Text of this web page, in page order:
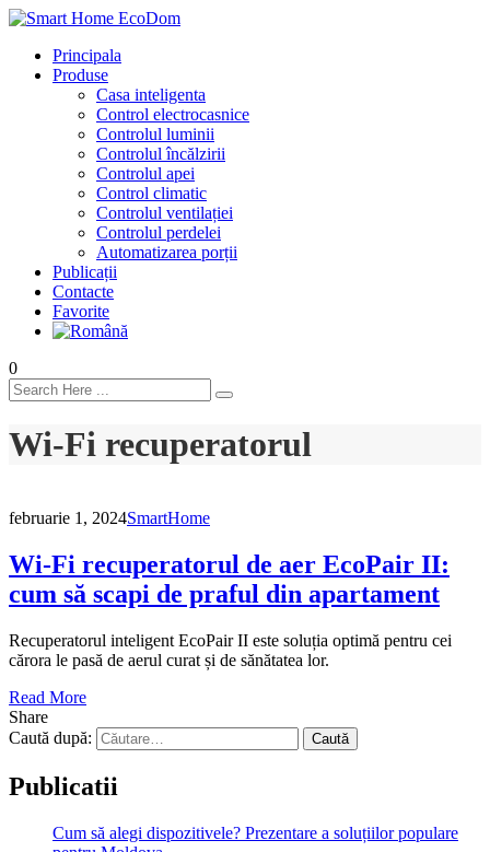
Principala
Produse
Casa inteligenta
Control electrocasnice
Controlul luminii
Controlul încălzirii
Controlul apei
Control climatic
Controlul ventilației
Сontrolul perdelei
Automatizarea porții
Publicații
Contacte
Favorite
0
Wi-Fi recuperatorul
februarie 1, 2024SmartHome
Wi-Fi recuperatorul de aer EcoPair II:
cum să scapi de praful din apartament
Recuperatorul inteligent EcoPair II este soluția optimă pentru cei
cărora le pasă de aerul curat și de sănătatea lor.
Read More
Share
Caută după:
Publicatii
Cum să alegi dispozitivele? Prezentare a soluțiilor populare